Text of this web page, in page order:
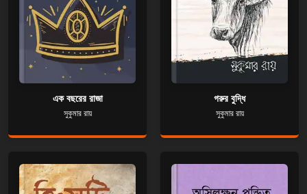
এক বছরের রাজা
সুকুমার রায়
গরুর বুদ্ধি
সুকুমার রায়